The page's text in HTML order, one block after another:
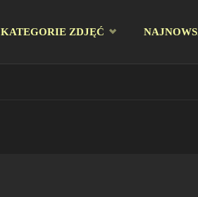
KATEGORIE ZDJĘĆ